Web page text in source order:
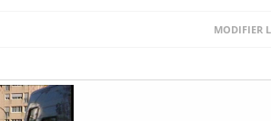
MODIFIER